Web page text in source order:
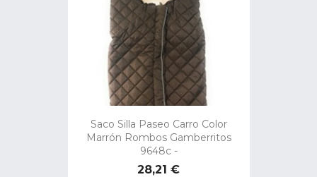
Saco Silla Paseo Carro Color
Marrón Rombos Gamberritos
9648c -
Precio
28,21 €